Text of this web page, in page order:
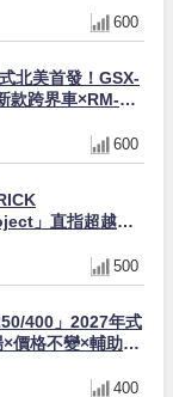
600
北美首發！GSX-
款跨界車×RM-
600
」直指超越
500
400」2027年式
價格不變×輔助滑
400